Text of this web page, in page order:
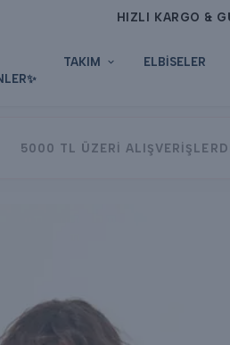
HIZLI
TAKIM ELBİSELER
5000 TL ÜZERİ